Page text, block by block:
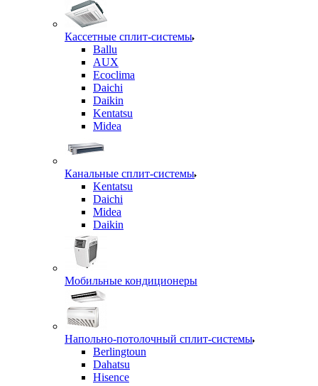
Кассетные сплит-системы
Ballu
AUX
Ecoclima
Daichi
Daikin
Kentatsu
Midea
Канальные сплит-системы
Kentatsu
Daichi
Midea
Daikin
Мобильные кондиционеры
Напольно-потолочный сплит-системы
Berlingtoun
Dahatsu
Hisence